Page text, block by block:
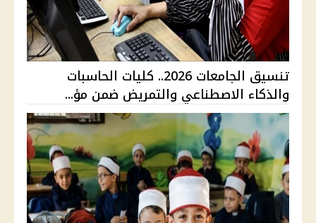
تنسيق الجامعات 2026.. كليات الحاسبات
والذكاء الاصطناعي والتمريض ضمن مؤ...